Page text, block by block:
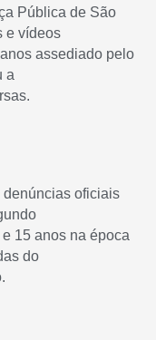
Pública de São
e vídeos
assediado pelo
a
denúncias oficiais
15 anos na época
do